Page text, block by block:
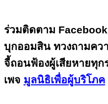
ร่วมติดตาม
บุกออมสิน ทวงถามคว
จี้ถอนฟ้องผู้เสียหายทุก
เพจ มูลนิธิเพื่อผู้บริโภค